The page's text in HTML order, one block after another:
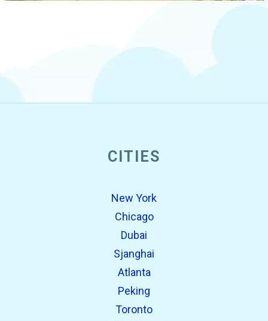
CITIES
New York
Chicago
Dubai
Sjanghai
Atlanta
Peking
Toronto